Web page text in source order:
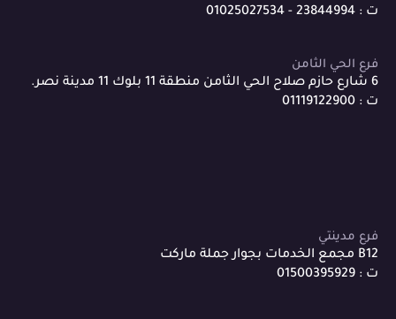
ت : 23844994 - 01025027534
فرع الحي الثامن
6 شارع حازم صلاح الحي الثامن منطقة 11 بلوك 11 مدينة نصر.
ت : 01119122900
فرع مدينتي
B12 مجمع الخدمات بجوار جملة ماركت
ت : 01500395929